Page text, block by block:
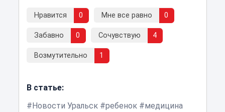
Нравится 0 Мне все равно 0
Забавно 0 Сочувствую 4
Возмутительно 1
В статье:
Новости Уральск
ребенок
медицина